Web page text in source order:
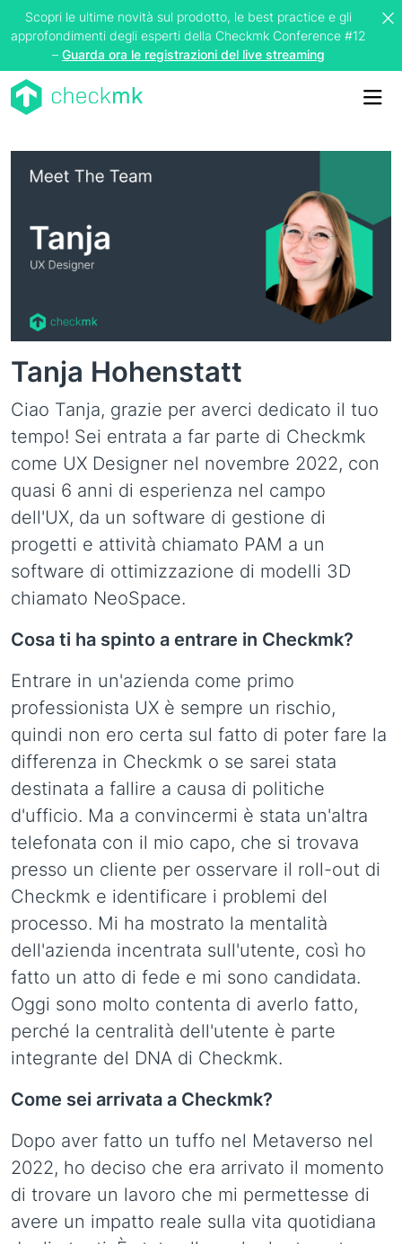
Scopri le ultime novità sul prodotto, le best practice e gli
approfondimenti degli esperti della Checkmk Conference #12
– Guarda ora le registrazioni del live streaming
Tanja Hohenstatt
Ciao Tanja, grazie per averci dedicato il tuo
tempo! Sei entrata a far parte di Checkmk
come UX Designer nel novembre 2022, con
quasi 6 anni di esperienza nel campo
dell'UX, da un software di gestione di
progetti e attività chiamato PAM a un
software di ottimizzazione di modelli 3D
chiamato NeoSpace.
Cosa ti ha spinto a entrare in Checkmk?
Entrare in un'azienda come primo
professionista UX è sempre un rischio,
quindi non ero certa sul fatto di poter fare la
differenza in Checkmk o se sarei stata
destinata a fallire a causa di politiche
d'ufficio. Ma a convincermi è stata un'altra
telefonata con il mio capo, che si trovava
presso un cliente per osservare il roll-out di
Checkmk e identificare i problemi del
processo. Mi ha mostrato la mentalità
dell'azienda incentrata sull'utente, così ho
fatto un atto di fede e mi sono candidata.
Oggi sono molto contenta di averlo fatto,
perché la centralità dell'utente è parte
integrante del DNA di Checkmk.
Come sei arrivata a Checkmk?
Dopo aver fatto un tuffo nel Metaverso nel
2022, ho deciso che era arrivato il momento
di trovare un lavoro che mi permettesse di
avere un impatto reale sulla vita quotidiana